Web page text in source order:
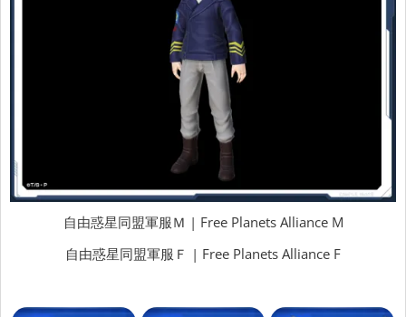
自由惑星同盟軍服Ｍ | Free Planets Alliance M
自由惑星同盟軍服Ｆ | Free Planets Alliance F